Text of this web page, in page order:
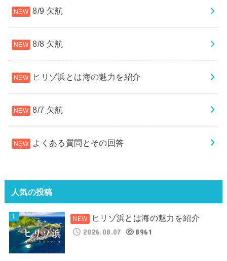
8/9 欠航
8/8 欠航
ヒリゾ浜とは海の魅力を紹介
8/7 欠航
よくある質問とその回答
人気の投稿
ヒリゾ浜とは海の魅力を紹介
2026.08.07
8961